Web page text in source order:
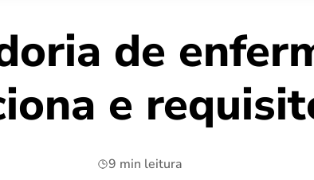
de
e
9 min leitura